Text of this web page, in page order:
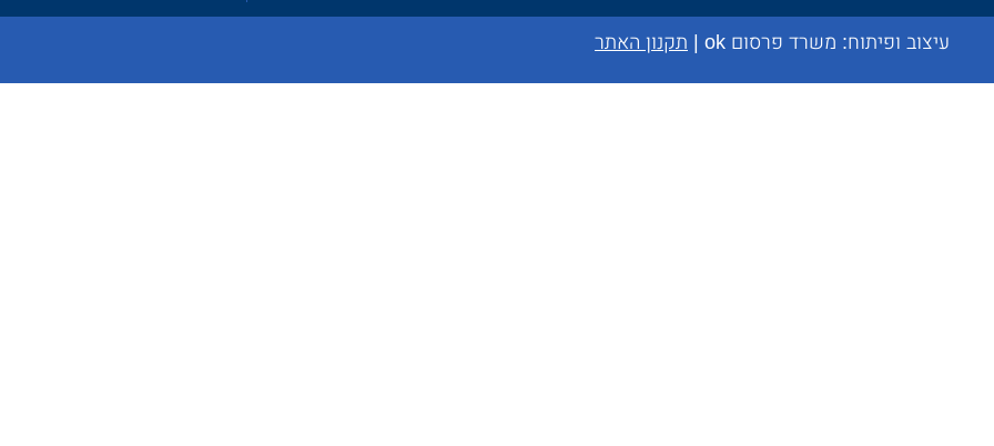
עיצוב ופיתוח: משרד פרסום ok תקנון האתר